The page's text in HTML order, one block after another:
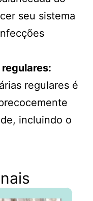
seu sistema
regulares é
incluindo o